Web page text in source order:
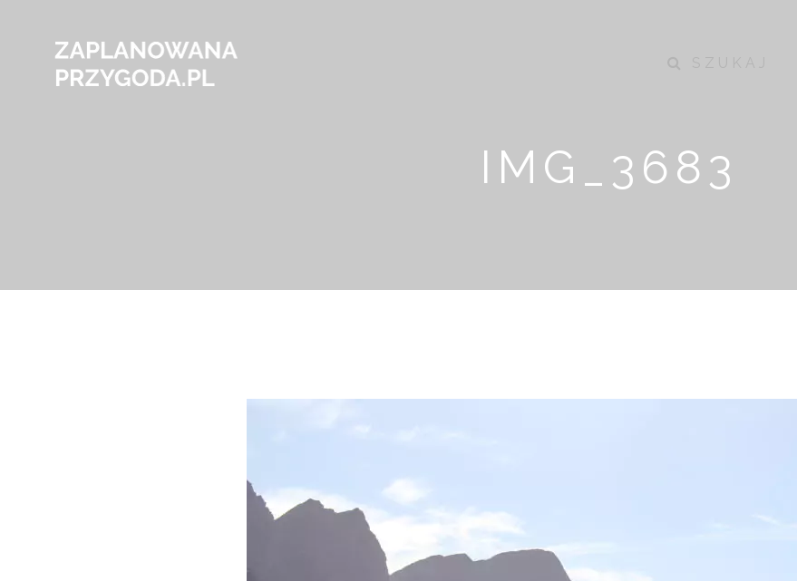
IMG_3683